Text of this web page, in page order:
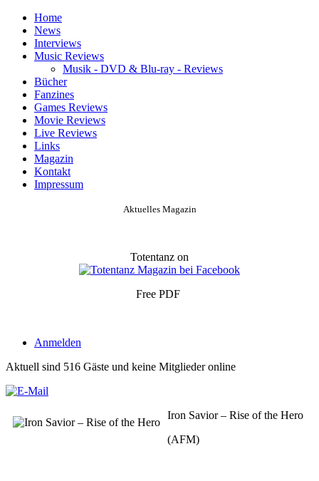
Home
News
Interviews
Music Reviews
Musik - DVD & Blu-ray - Reviews
Bücher
Fanzines
Games Reviews
Movie Reviews
Live Reviews
Links
Magazin
Kontakt
Impressum
Aktuelles Magazin
Totentanz on
Free PDF
Anmelden
Aktuell sind 516 Gäste und keine Mitglieder online
Iron Savior – Rise of the Hero
(AFM)